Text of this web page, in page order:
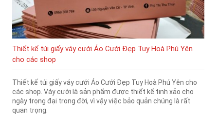
Thiết kế túi giấy váy cưới Áo Cưới Đẹp Tuy Hoà Phú Yên
cho các shop
Thiết kế túi giấy váy cưới Áo Cưới Đẹp Tuy Hoà Phú Yên cho
các shop. Váy cưới là sản phẩm được thiết kế tinh xảo cho
ngày trọng đại trong đời, vì vậy việc bảo quản chúng là rất
quan trọng.